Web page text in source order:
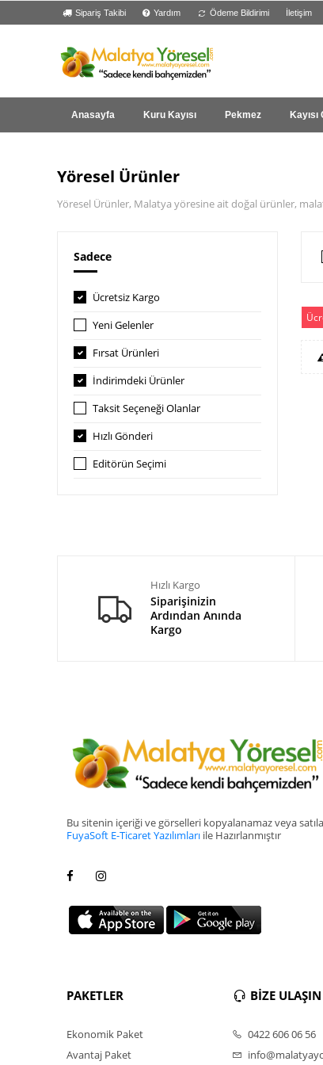
Sipariş Takibi Yardım Ödeme Bildirimi İletişim
Anasayfa Kuru Kayısı Pekmez
Yöresel Ürünler
Yöresel Ürünler, Malatya yöresine ait doğal ürünler,
Sadece
Ücretsiz Kargo
Yeni Gelenler
Fırsat Ürünleri
İndirimdeki Ürünler
Taksit Seçeneği Olanlar
Hızlı Gönderi
Editörün Seçimi
Hızlı Kargo
Siparişinizin
Ardından Anında
Kargo
Bu sitenin içeriği ve görselleri kopyalanamaz veya
FuyaSoft E-Ticaret Yazılımları ile Hazırlanmıştır
PAKETLER
Ekonomik Paket
Avantaj Paket
BİZE ULAŞIN
0422 606 06 56